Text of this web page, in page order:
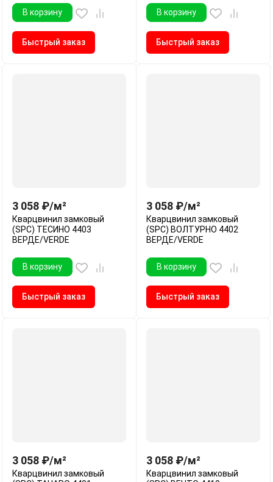
В корзину
Быстрый заказ
В корзину
Быстрый заказ
3 058 ₽/м²
Кварцвинил замковый
(SPC) ТЕСИНО 4403
ВЕРДЕ/VERDE
В корзину
Быстрый заказ
3 058 ₽/м²
Кварцвинил замковый
(SPC) ВОЛТУРНО 4402
ВЕРДЕ/VERDE
В корзину
Быстрый заказ
3 058 ₽/м²
Кварцвинил замковый
3 058 ₽/м²
Кварцвинил замковый